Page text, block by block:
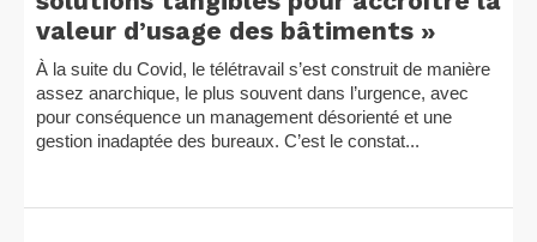
valeur d’usage des bâtiments »
À la suite du Covid, le télétravail s’est construit de manière
assez anarchique, le plus souvent dans l’urgence, avec
pour conséquence un management désorienté et une
gestion inadaptée des bureaux. C’est le constat...